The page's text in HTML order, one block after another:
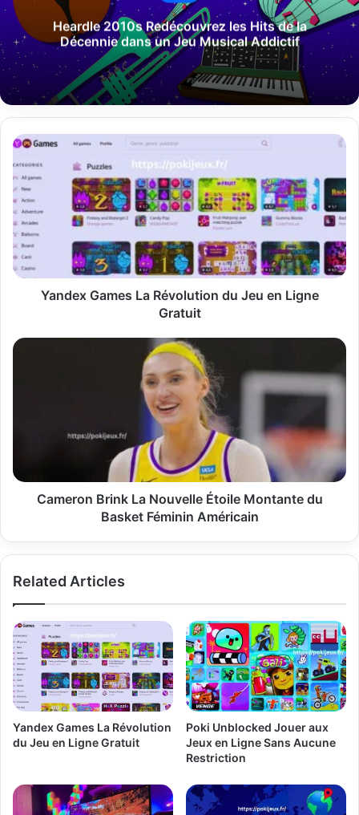
Heardle 2010s Redécouvrez les Hits de la
Décennie dans un Jeu Musical Addictif
Yandex
La
Révolution
du
Jeu
en
Ligne
Gratuit
Yandex Games La Révolution du Jeu en Ligne
Gratuit
Cameron
Féminin
Américain
Cameron Brink La Nouvelle Étoile Montante du
Basket Féminin Américain
Related Articles
Yandex Games La Révolution
du Jeu en Ligne Gratuit
Poki Unblocked Jouer aux
Jeux en Ligne Sans Aucune
Restriction